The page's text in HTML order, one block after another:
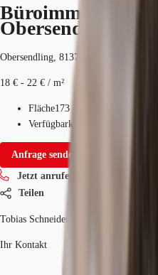
Büroimmobilie -
Obersendling -
Obersendling, 81379, München, Bayern
18 € - 22 € / m²
Fläche173 - 4.708 m²
Verfügbarkeit
Anfrage senden
Jetzt anrufen
Teilen
Tobias Schneider
Ihr Kontakt